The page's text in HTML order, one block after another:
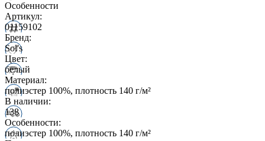
Особенности
Артикул:
01159102
Бренд:
Sol's
Цвет:
белый
Материал:
полиэстер 100%, плотность 140 г/м²
В наличии:
138
Особенности:
полиэстер 100%, плотность 140 г/м²